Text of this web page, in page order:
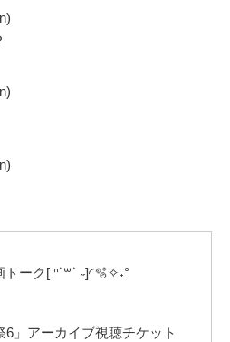
ーク[ ᐢ˙꒳˙ ˶]◜🫧✧˖°
6」アーカイブ視聴チケット